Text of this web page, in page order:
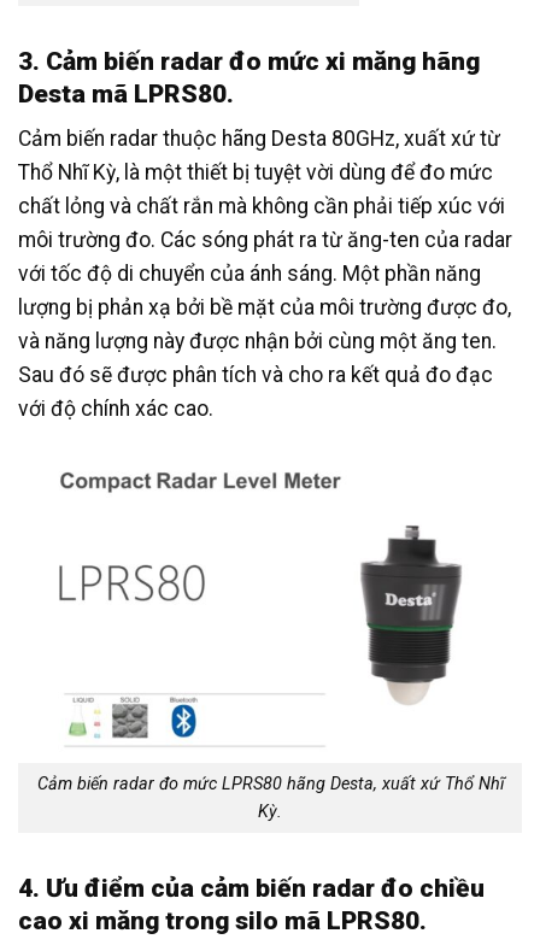
3. Cảm biến radar đo mức xi măng hãng
Desta mã LPRS80.
Cảm biến radar thuộc hãng Desta 80GHz, xuất xứ từ
Thổ Nhĩ Kỳ, là một thiết bị tuyệt vời dùng để đo mức
chất lỏng và chất rắn mà không cần phải tiếp xúc với
môi trường đo. Các sóng phát ra từ ăng-ten của radar
với tốc độ di chuyển của ánh sáng. Một phần năng
lượng bị phản xạ bởi bề mặt của môi trường được đo,
và năng lượng này được nhận bởi cùng một ăng ten.
Sau đó sẽ được phân tích và cho ra kết quả đo đạc
với độ chính xác cao.
Cảm biến radar đo mức LPRS80 hãng Desta, xuất xứ Thổ Nhĩ
Kỳ.
4. Ưu điểm của cảm biến radar đo chiều
cao xi măng trong silo mã LPRS80.